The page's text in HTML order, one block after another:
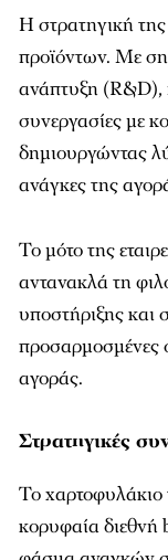
Η στρατηγική
προϊόντων. Με
ανάπτυξη (R&D),
συνεργασίες με
δημιουργώντας
ανάγκες της
Το μότο της
αντανακλά τη
υποστήριξης και
προσαρμοσμένες
αγοράς.
Στρατηγικές
Το χαρτοφυλάκιο
κορυφαία διεθνή